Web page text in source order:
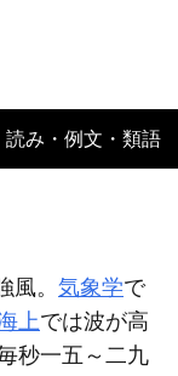
読み・例文・類語
。 気象学で
上では波が高
秒一五～二九